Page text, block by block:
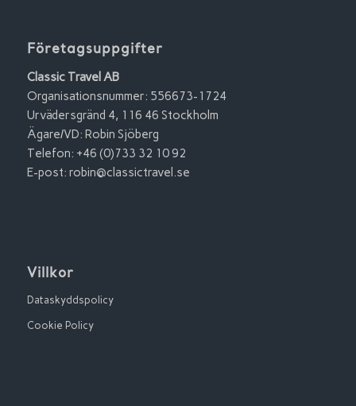
Företagsuppgifter
Classic Travel AB
Organisationsnummer: 556673-1724
Urvädersgränd 4, 116 46 Stockholm
Ägare/VD: Robin Sjöberg
Telefon: +46 (0)733 32 10 92
E-post: robin@classictravel.se
Villkor
Dataskyddspolicy
Cookie Policy